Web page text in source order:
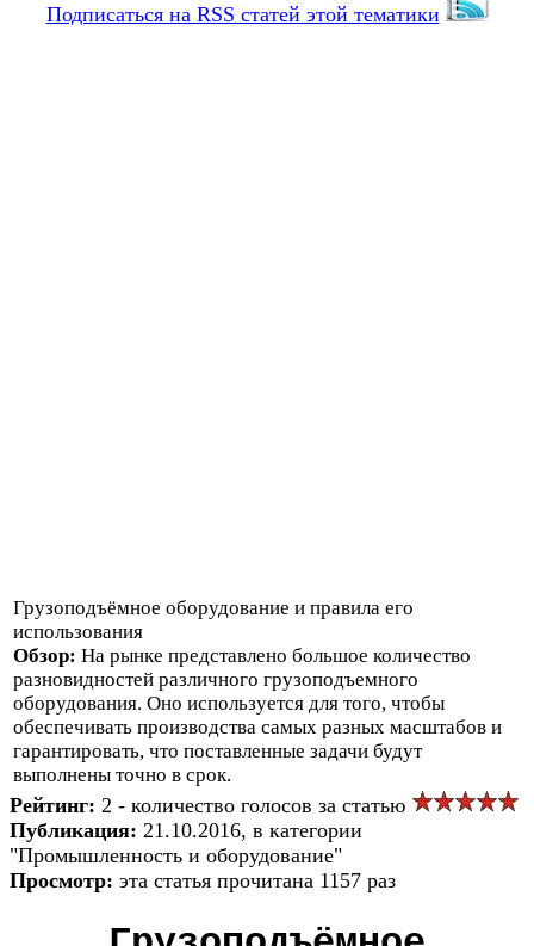
Подписаться на RSS статей этой тематики
Грузоподъёмное оборудование и правила его
использования
Обзор: На рынке представлено большое количество
разновидностей различного грузоподъемного
оборудования. Оно используется для того, чтобы
обеспечивать производства самых разных масштабов и
гарантировать, что поставленные задачи будут
выполнены точно в срок.
Рейтинг: 2 - количество голосов за статью
Публикация: 21.10.2016, в категории
"Промышленность и оборудование"
Просмотр: эта статья прочитана 1157 раз